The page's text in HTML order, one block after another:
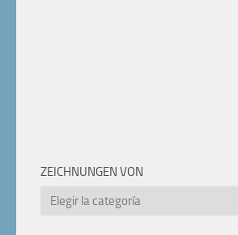
ZEICHNUNGEN VON
Zeichnungen